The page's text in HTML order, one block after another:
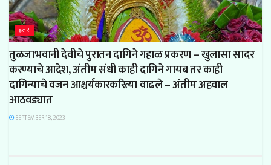
इतर
तुळजाभवानी देवीचे पुरातन दागिने गहाळ प्रकरण – खुलासा सादर
करण्याचे आदेश, अंतीम संधी काही दागिने गायब तर काही
दागिन्याचे वजन आश्चर्यकारकरित्या वाढले – अंतीम अहवाल
आठवड्यात
SEPTEMBER 18, 2023